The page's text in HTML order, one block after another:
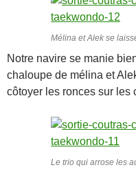
Mélina et Alek se
Notre navire se manie
chaloupe de mélina et
côtoyer les ronces sur les
Le trio qui arrose les